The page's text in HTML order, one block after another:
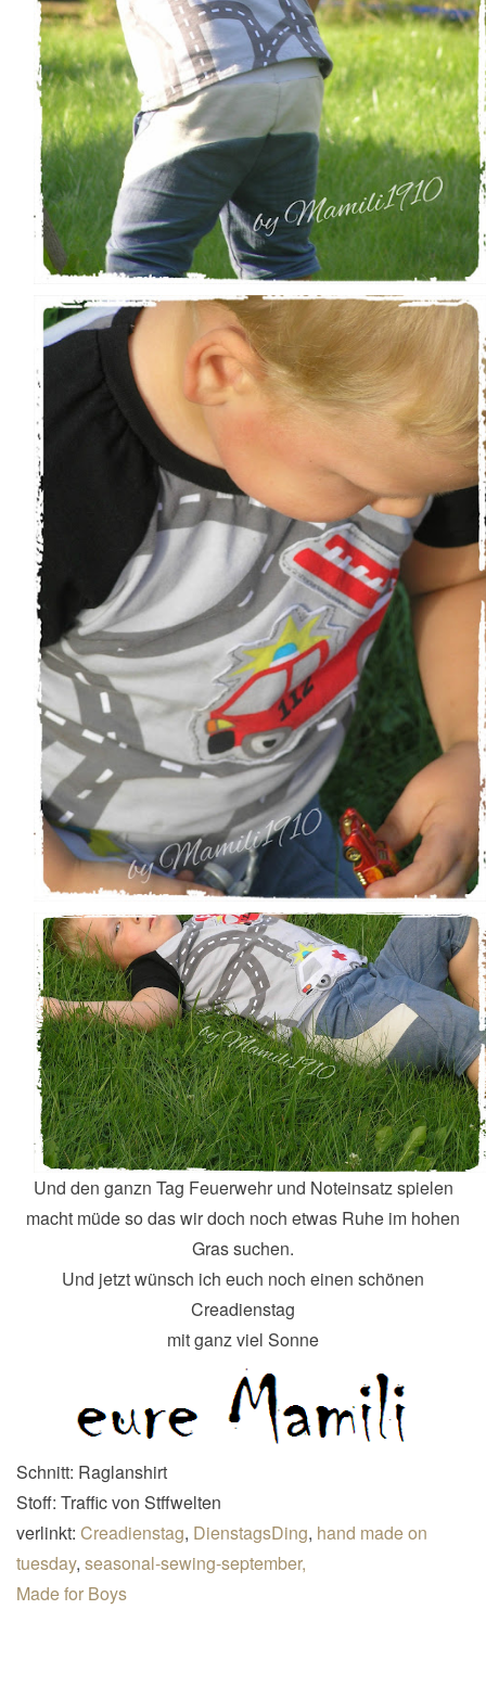
Und den ganzn Tag Feuerwehr und Noteinsatz spielen
macht müde so das wir doch noch etwas Ruhe im hohen
Gras suchen.
Und jetzt wünsch ich euch noch einen schönen
Creadienstag
mit ganz viel Sonne
Schnitt: Raglanshirt
Stoff: Traffic von Stffwelten
verlinkt: Creadienstag, DienstagsDing, hand made on
tuesday, seasonal-sewing-september,
Made for Boys